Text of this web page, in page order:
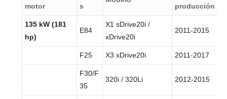
motor
s
producción
135 kW (181
hp)
E84
X1 sDrive20i /
xDrive20i
2011-2015
F25 X3 xDrive20i 2011-2017
F30/F
35
320i / 320Li 2012-2015